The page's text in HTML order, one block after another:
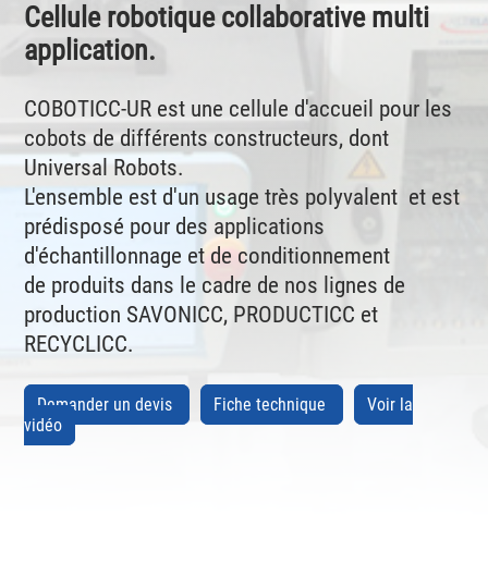
Cellule robotique collaborative multi
application.
COBOTICC-UR est une cellule d'accueil pour les
cobots de différents constructeurs, dont
Universal Robots.
L'ensemble est d'un usage très polyvalent et est
prédisposé pour des applications
d'échantillonnage et de conditionnement
de produits dans le cadre de nos lignes de
production SAVONICC, PRODUCTICC et
RECYCLICC.
Demander un devis Fiche technique
Voir la
vidéo